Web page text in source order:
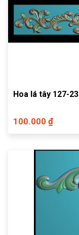
Hoa lá tây 127-23
100.000 ₫